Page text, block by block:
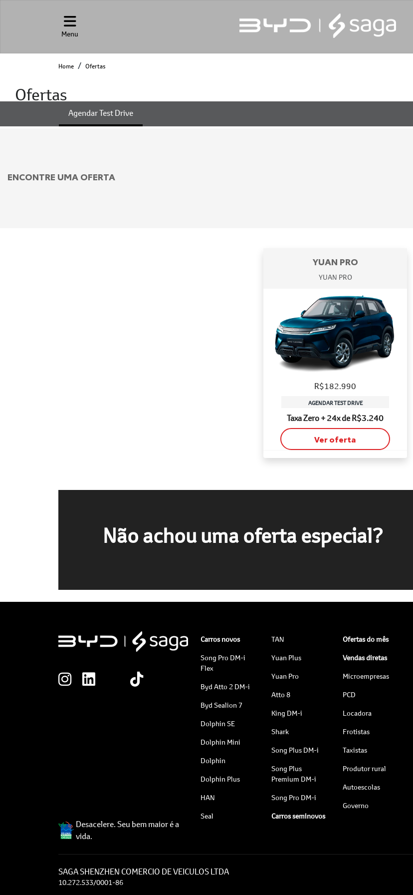
Menu
Home Ofertas
Agendar Test Drive
Ofertas
ENCONTRE UMA OFERTA
YUAN PRO
YUAN PRO
R$182.990
AGENDAR TEST DRIVE
Taxa Zero + 24x de R$3.240
Ver oferta
Não achou uma oferta especial?
Desacelere. Seu bem maior é a
vida.
Carros novos
Song Pro DM-i
Flex
Byd Atto 2 DM-i
Byd Sealion 7
Dolphin SE
Dolphin Mini
Dolphin
Dolphin Plus
HAN
Seal
TAN
Yuan Plus
Yuan Pro
Atto 8
King DM-i
Shark
Song Plus DM-i
Song Plus
Premium DM-i
Song Pro DM-i
Carros seminovos
Ofertas do mês
Vendas diretas
Microempresas
PCD
Locadora
Frotistas
Taxistas
Produtor rural
Autoescolas
Governo
SAGA SHENZHEN COMERCIO DE VEICULOS LTDA
10.272.533/0001-86